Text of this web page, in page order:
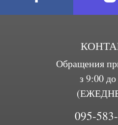
Обращения
з 9:00
095-